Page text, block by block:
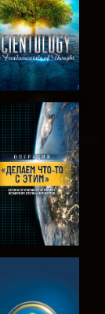
ПЕРЕДАЧИ
СМОТРЕТЬ
СМОТРЕТЬ